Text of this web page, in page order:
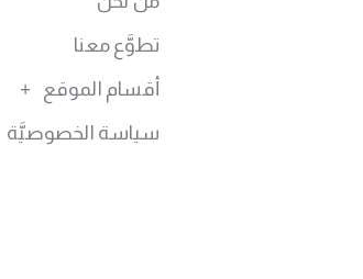
تطوَّع معنا
أقسام الموقع
سياسة الخصوصيَّة